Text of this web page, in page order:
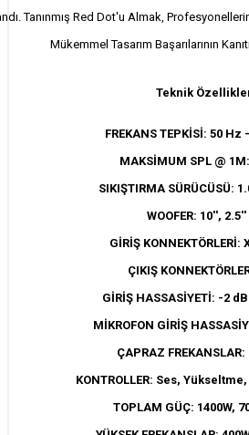
Tanınmış Red Dot'u Almak,
Mükemmel Tasarım Başarılarının
Teknik
FREKANS TEPKİSİ: 50 Hz
MAKSİMUM SPL @
SIKIŞTIRMA SÜRÜCÜSÜ:
WOOFER: 10'',
GİRİŞ KONNEKTÖRLERİ:
ÇIKIŞ
GİRİŞ HASSASİYETİ: -2
MİKROFON GİRİŞ
ÇAPRAZ
KONTROLLER: Ses,
TOPLAM GÜÇ: 1400W,